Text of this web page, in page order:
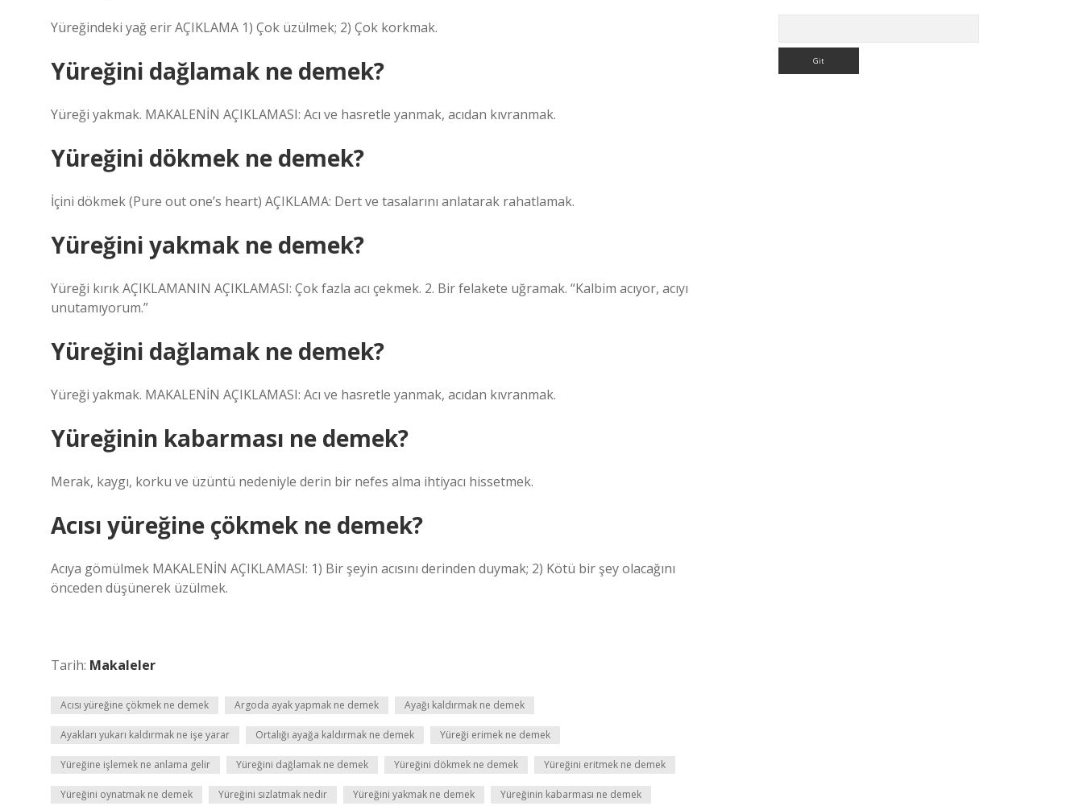
Yüreğindeki yağ erir AÇIKLAMA 1) Çok üzülmek; 2) Çok korkmak.
Yüreğini dağlamak ne demek?
Yüreği yakmak. MAKALENİN AÇIKLAMASI: Acı ve hasretle yanmak, acıdan kıvranmak.
Yüreğini dökmek ne demek?
İçini dökmek (Pure out one’s heart) AÇIKLAMA: Dert ve tasalarını anlatarak rahatlamak.
Yüreğini yakmak ne demek?
Yüreği kırık AÇIKLAMANIN AÇIKLAMASI: Çok fazla acı çekmek. 2. Bir felakete uğramak. “Kalbim acıyor, acıyı
unutamıyorum.”
Yüreğini dağlamak ne demek?
Yüreği yakmak. MAKALENİN AÇIKLAMASI: Acı ve hasretle yanmak, acıdan kıvranmak.
Yüreğinin kabarması ne demek?
Merak, kaygı, korku ve üzüntü nedeniyle derin bir nefes alma ihtiyacı hissetmek.
Acısı yüreğine çökmek ne demek?
Acıya gömülmek MAKALENİN AÇIKLAMASI: 1) Bir şeyin acısını derinden duymak; 2) Kötü bir şey olacağını
önceden düşünerek üzülmek.
Tarih: Makaleler
Acısı yüreğine çökmek ne demek Argoda ayak yapmak ne demek Ayağı kaldırmak ne demek
Ayakları yukarı kaldırmak ne işe yarar Ortalığı ayağa kaldırmak ne demek Yüreği erimek ne demek
Yüreğine işlemek ne anlama gelir Yüreğini dağlamak ne demek Yüreğini dökmek ne demek Yüreğini eritmek ne demek
Yüreğini oynatmak ne demek Yüreğini sızlatmak nedir Yüreğini yakmak ne demek Yüreğinin kabarması ne demek